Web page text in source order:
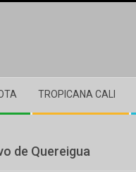
TROPICANA CALI
de Quereigua